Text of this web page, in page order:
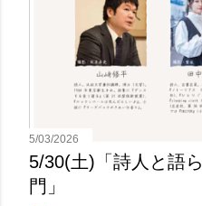
5/03/2026
5/30(土)「詩人と語
門」